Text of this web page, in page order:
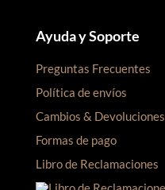
Ayuda y Soporte
Preguntas Frecuentes
Política de envíos
Cambios & Devoluciones
Formas de pago
Libro de Reclamaciones